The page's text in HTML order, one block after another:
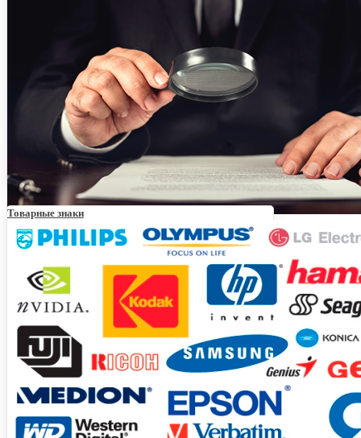
Всё о способах проверки товарных знаков на
уникальность
Товарные знаки